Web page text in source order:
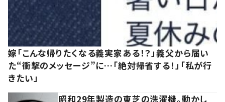
嫁「こんな帰りたくなる義実家ある！？」義父から届い
た“衝撃のメッセージ”に…「絶対帰省する！」「私が行
きたい」
昭和29年製造の東芝の洗濯機。動かし